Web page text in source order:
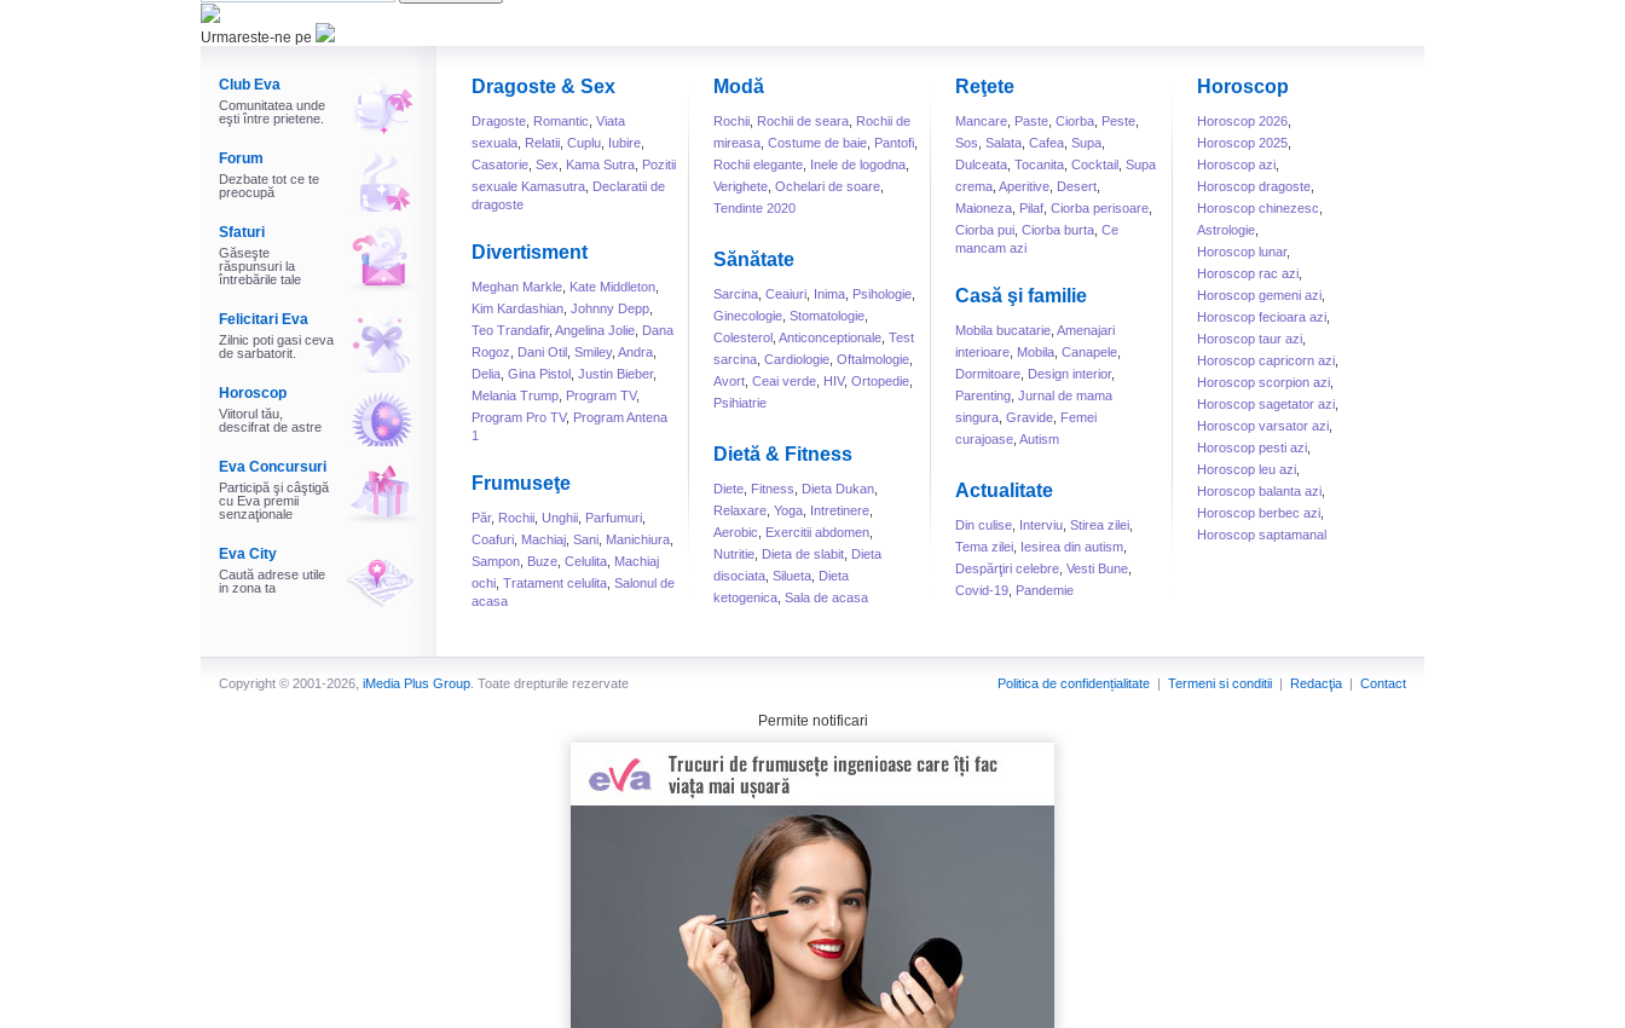
Urmareste-ne pe
Club Eva
Comunitatea unde
eşti între prietene.
Forum
Dezbate tot ce te
preocupă
Sfaturi
Găseşte
răspunsuri la
întrebările tale
Felicitari Eva
Zilnic poti gasi ceva
de sarbatorit.
Horoscop
Viitorul tău,
descifrat de astre
Eva Concursuri
Participă şi câştigă
cu Eva premii
senzaţionale
Eva City
Caută adrese utile
in zona ta
Dragoste & Sex
Dragoste Romantic Viata
sexuala Relatii Cuplu Iubire
Casatorie Sex Kama Sutra Pozitii
sexuale Kamasutra Declaratii de
dragoste
Divertisment
Meghan Markle Kate Middleton
Kim Kardashian Johnny Depp
Teo Trandafir, Angelina Jolie Dana
Rogoz
Dani Otil Smiley, Andra
Delia Gina Pistol Justin Bieber,
Melania Trump Program TV,
Program Pro TV, Program Antena
1
Frumuseţe
Păr, Rochii Unghii Parfumuri
Coafuri Machiaj Sani Manichiura
Sampon Buze Celulita Machiaj
ochi Tratament celulita Salonul de
acasa
Modă
Rochii Rochii de seara Rochii de
mireasa Costume de baie Pantofi
Rochii elegante Inele de logodna
Verighete Ochelari de soare
Tendinte 2020
Sănătate
Sarcina Ceaiuri Inima Psihologie
Ginecologie Stomatologie
Colesterol Anticonceptionale Test
sarcina Cardiologie Oftalmologie
Avort Ceai verde HIV, Ortopedie
Psihiatrie
Dietă & Fitness
Diete Fitness Dieta Dukan
Relaxare Yoga Intretinere
Aerobic
Exercitii abdomen
Nutritie Dieta de slabit Dieta
disociata Silueta Dieta
ketogenica Sala de acasa
Reţete
Mancare Paste Ciorba Peste
Sos Salata Cafea Supa
Dulceata Tocanita Cocktail Supa
crema Aperitive Desert
Maioneza Pilaf Ciorba perisoare
Ciorba pui Ciorba burta Ce
mancam azi
Casă şi familie
Mobila bucatarie Amenajari
interioare Mobila Canapele
Dormitoare Design interior,
Parenting Jurnal de mama
singura Gravide Femei
curajoase Autism
Actualitate
Din culise Interviu Stirea zilei
Tema zilei Iesirea din autism
Despărţiri celebre Vesti Bune
Covid-19 Pandemie
Horoscop
Horoscop 2026
Horoscop 2025
Horoscop azi
Horoscop dragoste
Horoscop chinezesc
Astrologie
Horoscop lunar,
Horoscop rac azi
Horoscop gemeni azi
Horoscop fecioara azi
Horoscop taur azi
Horoscop capricorn azi
Horoscop scorpion azi
Horoscop sagetator azi
Horoscop varsator azi
Horoscop pesti azi
Horoscop leu azi
Horoscop balanta azi
Horoscop berbec azi
Horoscop saptamanal
Copyright © 2001-2026, iMedia Plus Group . Toate drepturile rezervate Politica de confidențialitate | Termeni si conditii | Redacţia | Contact
Permite notificari